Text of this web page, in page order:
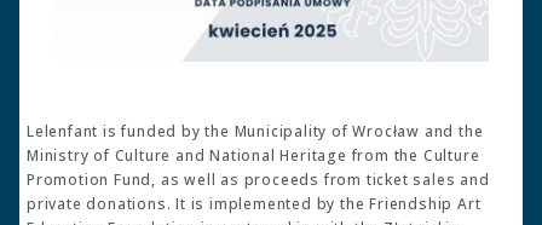
Lelenfant is funded by the Municipality of Wrocław and the
Ministry of Culture and National Heritage from the Culture
Promotion Fund, as well as proceeds from ticket sales and
private donations. It is implemented by the Friendship Art